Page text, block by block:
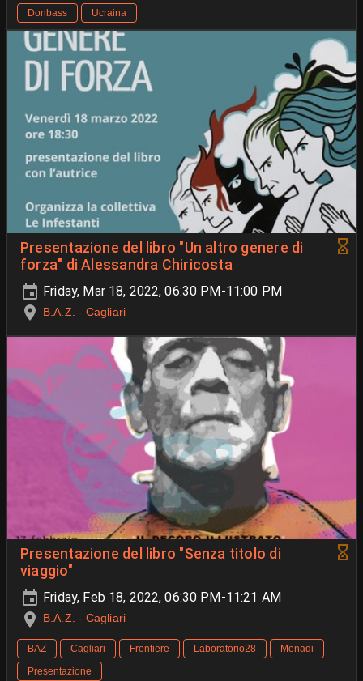
Donbass
Ucraina
Presentazione del libro "Un altro genere di
forza" di Alessandra Chiricosta
Friday, Mar 18, 2022, 06:30 PM-11:00 PM
B.A.Z. - Cagliari
Presentazione del libro "Senza titolo di
viaggio"
Friday, Feb 18, 2022, 06:30 PM-11:21 AM
B.A.Z. - Cagliari
BAZ Cagliari Frontiere Laboratorio28
Menadi
Presentazione